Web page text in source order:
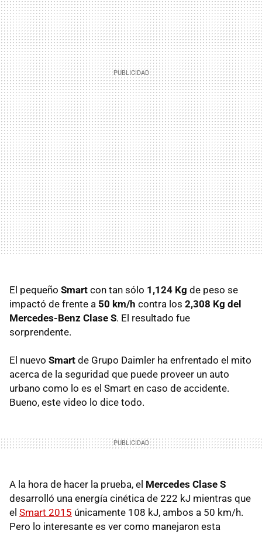
El pequeño Smart con tan sólo 1,124 Kg de peso se
impactó de frente a 50 km/h contra los 2,308 Kg del
Mercedes-Benz Clase S. El resultado fue
sorprendente.
El nuevo Smart de Grupo Daimler ha enfrentado el mito
acerca de la seguridad que puede proveer un auto
urbano como lo es el Smart en caso de accidente.
Bueno, este video lo dice todo.
A la hora de hacer la prueba, el Mercedes Clase S
desarrolló una energía cinética de 222 kJ mientras que
el Smart 2015 únicamente 108 kJ, ambos a 50 km/h.
Pero lo interesante es ver como manejaron esta